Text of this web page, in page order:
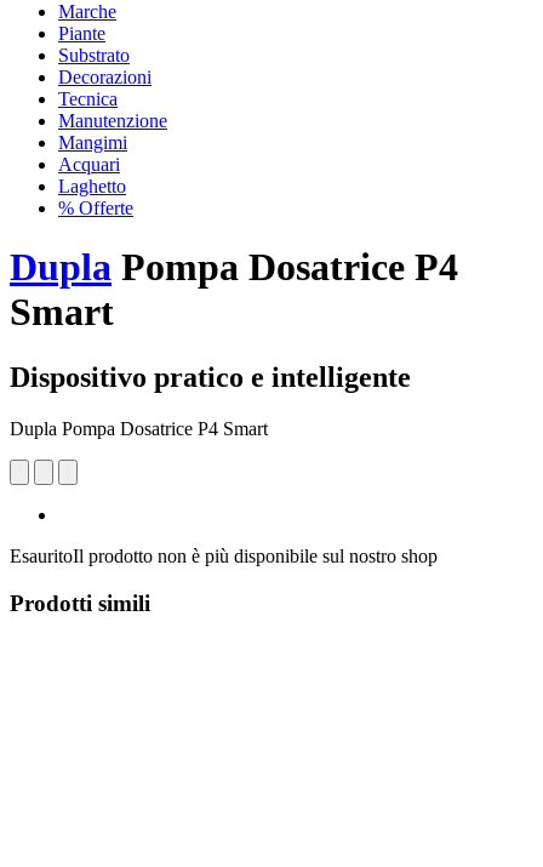
Marche
Piante
Substrato
Decorazioni
Tecnica
Manutenzione
Mangimi
Acquari
Laghetto
% Offerte
Dupla Pompa Dosatrice P4
Smart
Dispositivo pratico e intelligente
Dupla Pompa Dosatrice P4 Smart
EsauritoIl prodotto non è più disponibile sul nostro shop
Prodotti simili